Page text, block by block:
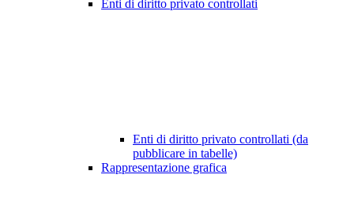
Enti di diritto privato controllati
Enti di diritto privato controllati (da
pubblicare in tabelle)
Rappresentazione grafica